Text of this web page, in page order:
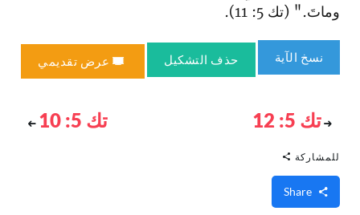
وماتَ." (تك 5: 11).
نسخ الآية حذف التشكيل عرض تقديمي
تك 5: 12 تك 5: 10
للمشاركة